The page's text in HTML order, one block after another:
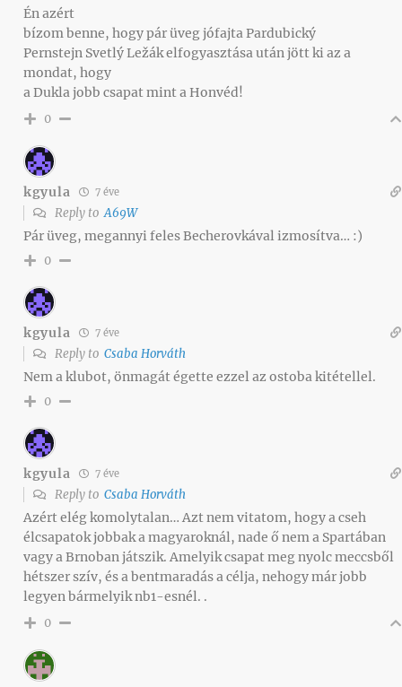
Én azért
bízom benne, hogy pár üveg jófajta Pardubický
Pernstejn Svetlý Ležák elfogyasztása után jött ki az a
mondat, hogy
a Dukla jobb csapat mint a Honvéd!
0
kgyula 7 éve
Reply toA69W
Pár üveg, megannyi feles Becherovkával izmosítva… :)
0
kgyula 7 éve
Reply to Csaba Horváth
Nem a klubot, önmagát égette ezzel az ostoba kitétellel.
0
kgyula 7 éve
Reply to Csaba Horváth
Azért elég komolytalan… Azt nem vitatom, hogy a cseh
élcsapatok jobbak a magyaroknál, nade ő nem a Spartában
vagy a Brnoban játszik. Amelyik csapat meg nyolc meccsből
hétszer szív, és a bentmaradás a célja, nehogy már jobb
legyen bármelyik nb1-esnél. .
0